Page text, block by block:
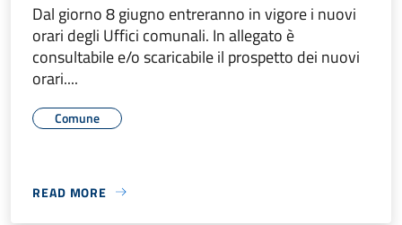
Dal giorno 8 giugno entreranno in vigore i nuovi
orari degli Uffici comunali. In allegato è
consultabile e/o scaricabile il prospetto dei nuovi
orari....
Comune
READ MORE